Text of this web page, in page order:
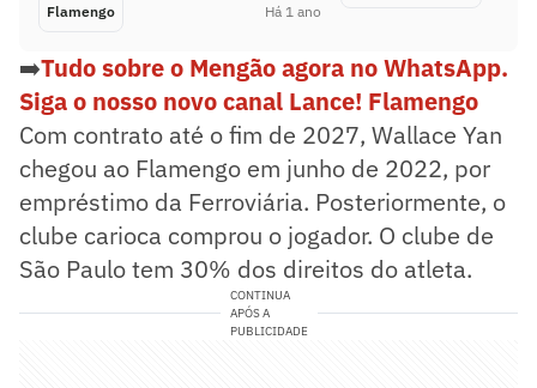
Flamengo Há 1 ano
➡️Tudo sobre o Mengão agora no WhatsApp.
Siga o nosso novo canal Lance! Flamengo
Com contrato até o fim de 2027, Wallace Yan
chegou ao Flamengo em junho de 2022, por
empréstimo da Ferroviária. Posteriormente, o
clube carioca comprou o jogador. O clube de
São Paulo tem 30% dos direitos do atleta.
CONTINUA
APÓS A
PUBLICIDADE